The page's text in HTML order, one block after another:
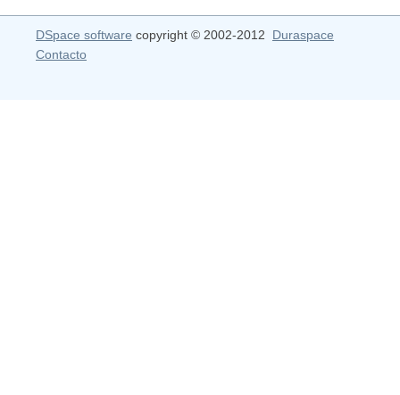
DSpace software copyright © 2002-2012 Duraspace
Contacto